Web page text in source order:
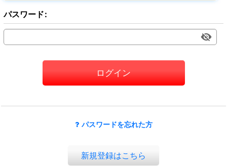
パスワード:
ログイン
パスワードを忘れた方
新規登録はこちら